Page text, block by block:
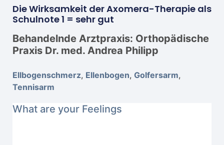
Die Wirksamkeit der Axomera-Therapie als
Schulnote 1 = sehr gut
Behandelnde Arztpraxis: Orthopädische
Praxis Dr. med. Andrea Philipp
Ellbogenschmerz, Ellenbogen, Golfersarm,
Tennisarm
What are your Feelings